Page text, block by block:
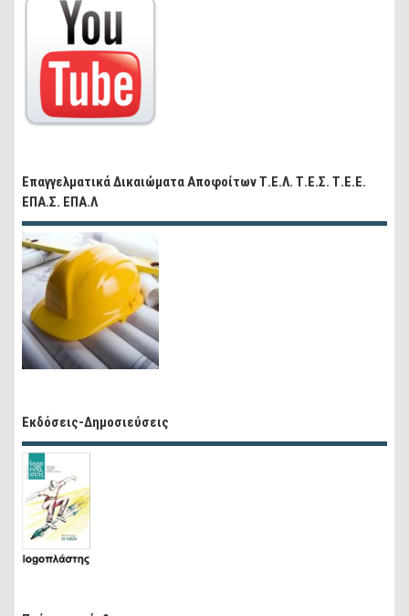
Επαγγελματικά Δικαιώματα Αποφοίτων Τ.Ε.Λ. Τ.Ε.Σ. Τ.Ε.Ε.
ΕΠΑ.Σ. ΕΠΑ.Λ
Εκδόσεις-Δημοσιεύσεις